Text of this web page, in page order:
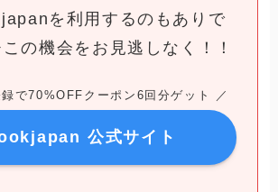
を利用するのもありで
の機会をお見逃しなく！！
で70%OFFクーポン6回分ゲット ／
公式サイト